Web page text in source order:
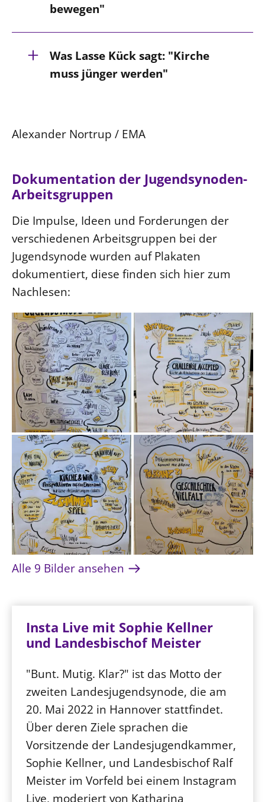
bewegen"
Kristin Schneider (22), Lukas-
Gemeinde im Kirchenkreis Wolfsburg-
Was Lasse Kück sagt: "Kirche
muss jünger werden"
Wilstedt im Kirchenkreis Osterholz-
Alexander Nortrup / EMA
Dokumentation der Jugendsynoden-
Arbeitsgruppen
Die Impulse, Ideen und Forderungen der
verschiedenen Arbeitsgruppen bei der
Jugendsynode wurden auf Plakaten
dokumentiert, diese finden sich hier zum
Nachlesen:
Alle 9 Bilder ansehen
Insta Live mit Sophie Kellner
und Landesbischof Meister
"Bunt. Mutig. Klar?" ist das Motto der
zweiten Landesjugendsynode, die am
20. Mai 2022 in Hannover stattfindet.
Über deren Ziele sprachen die
Vorsitzende der Landesjugendkammer,
Sophie Kellner, und Landesbischof Ralf
Meister im Vorfeld bei einem Instagram
Live, moderiert von Katharina